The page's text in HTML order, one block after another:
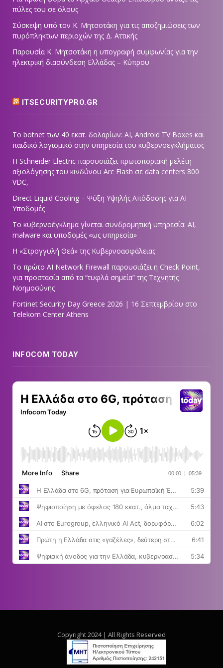
πύλες του σε όλους
Σύσκεψη υπό τον Κ. Μητσοτάκη για τις αποζημιώσεις των
πυρόπληκτων περιοχών της Δ. Αττικής
Παρουσία Κ. Μητσοτάκη η υπογραφή συμφωνίας για την
ηλεκτρική διασύνδεση Ελλάδας – Κύπρου
ITSECURITYPRO.GR
Το botnet των 40 εκατ. δολαρίων: AI, Android TV Boxes και
παιδικό λογισμικό στην υπηρεσία του κυβερνοεγκλήματος
Η Schneider Electric παρουσιάζει πρωτοποριακή μελέτη
αξιολόγησης του κινδύνου Arc Flash σε data centers 800
VDC,
Direct Liquid Cooling – Ψύξη Υψηλής Απόδοσης για AI
Υποδομές
Το κυβερνοέγκλημα γίνεται συνδρομητική υπηρεσία: AI,
malware και υποδομές «ως υπηρεσία»
Η «Στρογγυλή Θεά» της Κυβερνοασφάλειας
Tο πρώτο AI Network Firewall παρουσιάζει η Check Point,
για προστασία από τα “τυφλά σημεία” της Τεχνητής
Νοημοσύνης
Fortinet Security Day Greece 2026 | 16 Σεπτεμβρίου στο
Telekom Center Athens
INFOCOM TODAY
Copyright 2024 | All Rights Reserved